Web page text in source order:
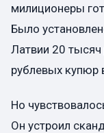
милиционеры
Было
Латвии 20 тысяч
рублевых купюр
Но
Он устроил